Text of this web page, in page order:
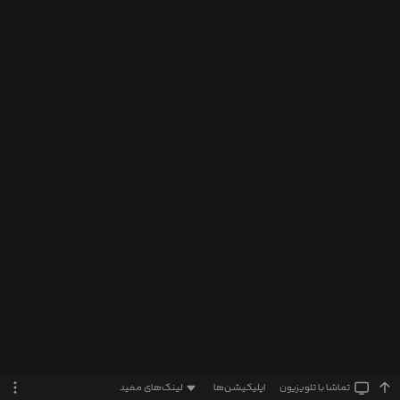
تماشا‌ با تلویزیون اپلیکیشن‌ها لینک‌های مفید